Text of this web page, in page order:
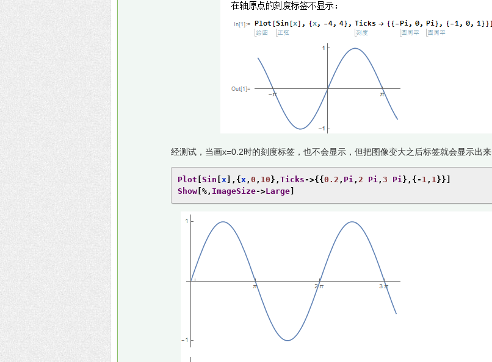
经测试，当画x=0.2时的刻度标签，也不会显示，但把图像变大之后标签就会显示出来
Plot [Sin [x ],{x , 0 , 10}, Ticks ->{{0.2 , Pi , 2 Pi , 3 Pi },{- 1 , 1 }}]
Show [%, ImageSize->Large]